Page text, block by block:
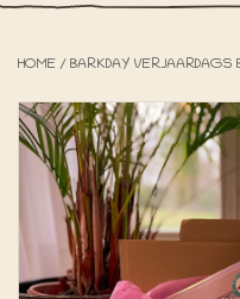
De Winkel
Het Strandhuisje
De Blog
Over ons
HOME / BARKDAY